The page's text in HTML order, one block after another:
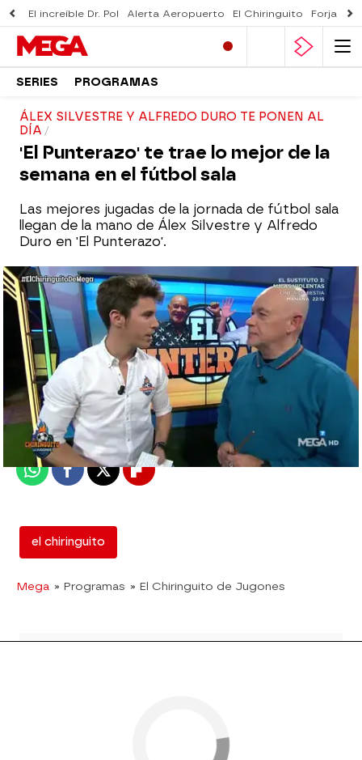
El increíble Dr. Pol Alerta Aeropuerto El Chiringuito Forjado
SERIES PROGRAMAS
ÁLEX SILVESTRE Y ALFREDO DURO TE PONEN AL
DÍA
'El Punterazo' te trae lo mejor de la
semana en el fútbol sala
Las mejores jugadas de la jornada de fútbol sala
llegan de la mano de Álex Silvestre y Alfredo
Duro en 'El Punterazo'.
mega
Madrid
Publicado:19 de diciembre de 2018, 02:46
WhatsappFacebook
X Flipboard
el chiringuito
Mega » Programas » El Chiringuito de Jugones